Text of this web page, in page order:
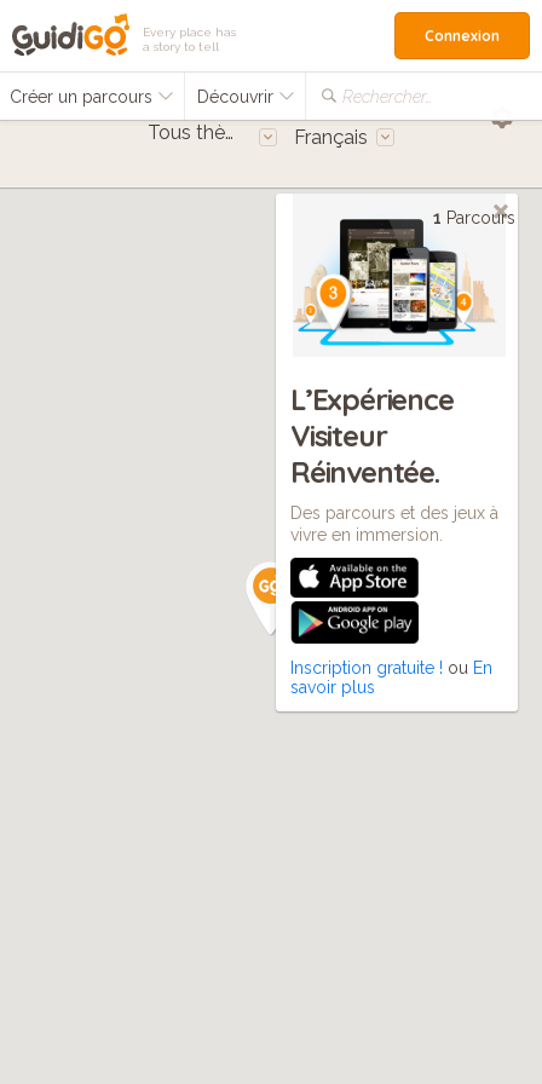
Every place has
a story to tell
Créer un parcours Découvrir Rechercher…
Connexion
Tous thèmes Français
1 Parcours
L’Expérience
Visiteur
Réinventée.
Des parcours et des jeux à
vivre en immersion.
Inscription gratuite ! ou En
savoir plus